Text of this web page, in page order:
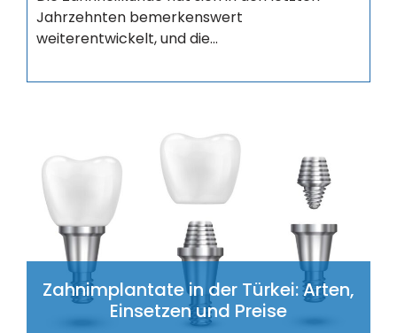
Jahrzehnten bemerkenswert
weiterentwickelt, und die...
Zahnimplantate in der Türkei: Arten,
Einsetzen und Preise